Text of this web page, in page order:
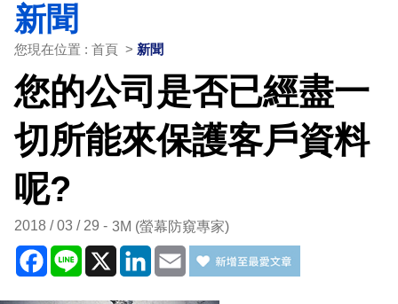
新聞
您現在位置 : 首頁 > 新聞
您的公司是否已經盡一
切所能來保護客戶資料
呢?
2018 / 03 / 29 3M (螢幕防窺專家)
Facebook
Line X LinkedIn
Email